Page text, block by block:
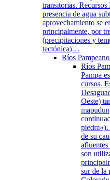
transitorias.
presencia de agua
aprovechamiento se
principalmente, por
(precipitaciones y
tectónica)…
Ríos
Ríos
Pampa
cursos.
Oeste)
piedra»).
de su
son
sur de la